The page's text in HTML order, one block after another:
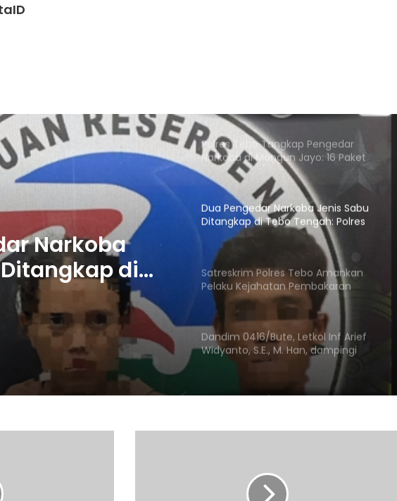
Narkoba
di
Polres Tebo
Paket Sabu
Polres Tebo Tangkap Pengedar
Narkoba di Mangun Jayo: 16 Paket
Sabu Diamankan
Dua Pengedar Narkoba Jenis Sabu
Ditangkap di Tebo Tengah: Polres
Tebo Amankan 15 Paket Sabu
Satreskrim Polres Tebo Amankan
Pelaku Kejahatan Pembakaran
Hutan Dan Lahan
Dandim 0416/Bute, Letkol Inf Arief
Widyanto, S.E., M. Han, dampingi
kunjungan Tenaga Ahli
Kementerian Pertanian Republik
Staf Ahli Kepala Staf Angkatan
Tangkap Dua Pelaku Tindak Pidana
Pencurian